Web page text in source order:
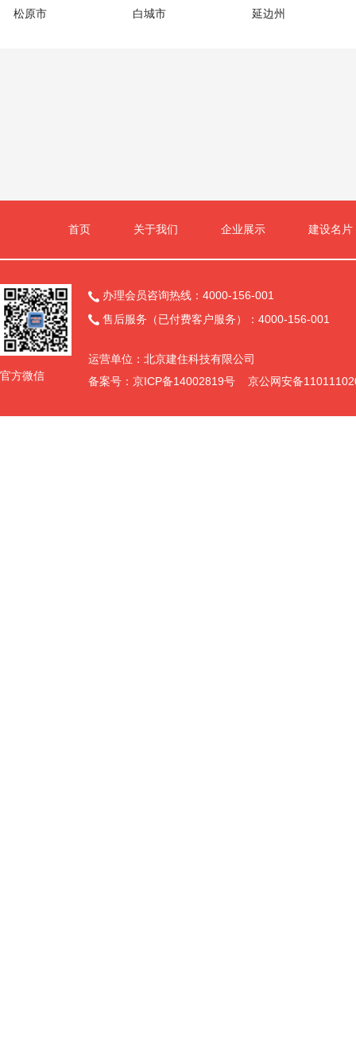
松原市 白城市 延边州
首页 关于我们 企业展示 建设名片
官方微信
 办理会员咨询热线：4000-156-001
 售后服务（已付费客户服务）：4000-156-001
运营单位：北京建住科技有限公司
备案号：京ICP备14002819号 京公网安备